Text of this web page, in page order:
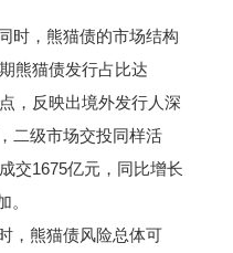
，熊猫债的市场结构
熊猫债发行占比达
，反映出境外发行人深
二级市场交投同样活
交1675亿元，同比增长
。
熊猫债风险总体可